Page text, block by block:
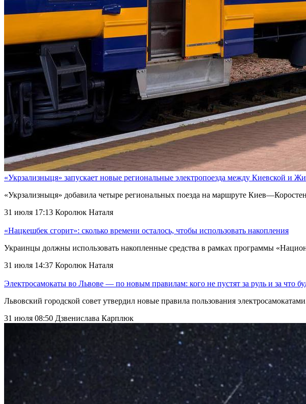
«Укрзализныця» запускает новые региональные электропоезда между Киевской и
«Укрзализныця» добавила четыре региональных поезда на маршруте
31 июля 17:13 Королюк Наталя
«Нацкешбек сгорит»: сколько времени осталось, чтобы использовать накопления
Украинцы должны использовать накопленные средства в рамках программы
31 июля 14:37 Королюк Наталя
Электросамокаты во Львове — по новым правилам: кого не пустят за руль и за что
Львовский городской совет утвердил новые правила пользования
31 июля 08:50 Дзвенислава Карплюк